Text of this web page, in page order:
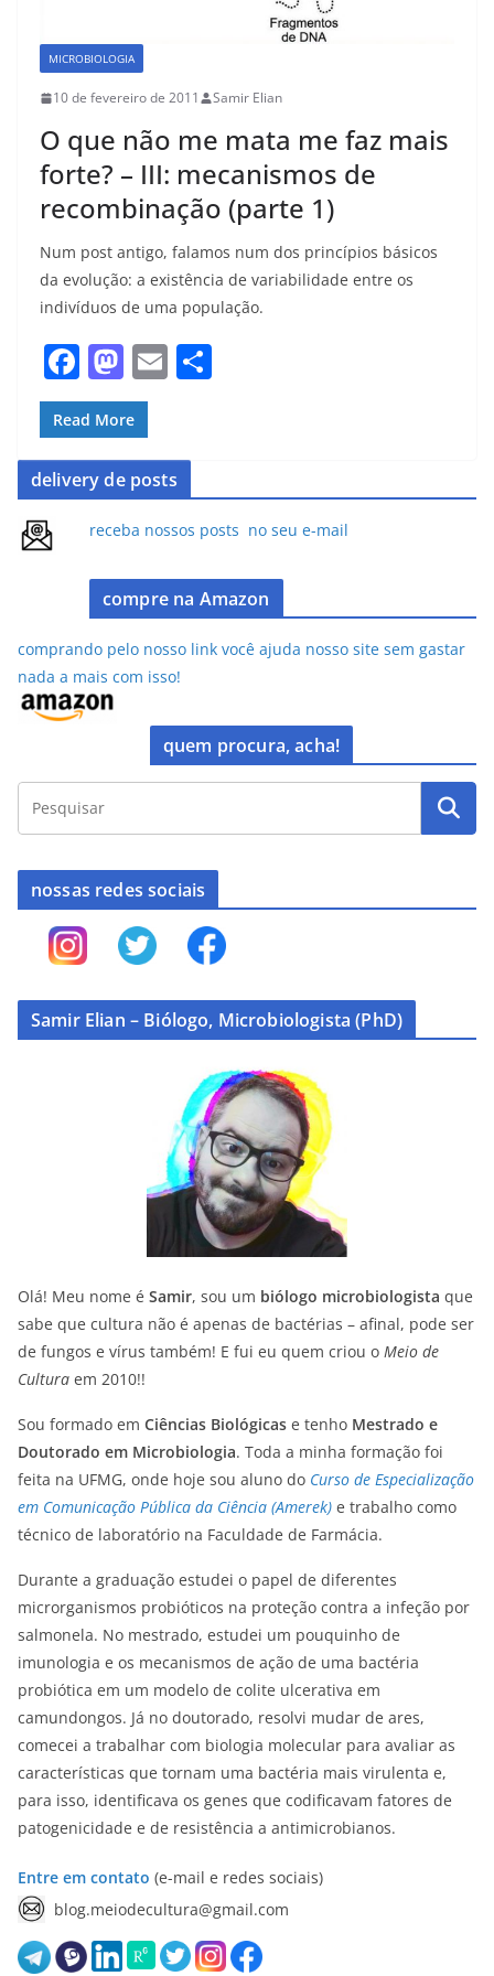
MICROBIOLOGIA
10 de fevereiro de 2011 Samir Elian
O que não me mata me faz mais
forte? – III: mecanismos de
recombinação (parte 1)
Num post antigo, falamos num dos princípios básicos
da evolução: a existência de variabilidade entre os
indivíduos de uma população.
F
a
c
e
b
o
o
k
M
a
st
o
d
o
n
E
l
Read More
delivery de posts
receba nossos posts no seu e-mail
compre na Amazon
comprando pelo nosso link você ajuda nosso site sem gastar
nada a mais com isso!
quem procura, acha!
nossas redes sociais
Samir Elian – Biólogo, Microbiologista (PhD)
Olá! Meu nome é Samir, sou um biólogo microbiologista que
sabe que cultura não é apenas de bactérias – afinal, pode ser
de fungos e vírus também! E fui eu quem criou o Meio de
Cultura em 2010!!
Sou formado em Ciências Biológicas e tenho Mestrado e
Doutorado em Microbiologia. Toda a minha formação foi
feita na UFMG, onde hoje sou aluno do Curso de Especialização
em Comunicação Pública da Ciência (Amerek) e trabalho como
técnico de laboratório na Faculdade de Farmácia.
Durante a graduação estudei o papel de diferentes
microrganismos probióticos na proteção contra a infeção por
salmonela. No mestrado, estudei um pouquinho de
imunologia e os mecanismos de ação de uma bactéria
probiótica em um modelo de colite ulcerativa em
camundongos. Já no doutorado, resolvi mudar de ares,
comecei a trabalhar com biologia molecular para avaliar as
características que tornam uma bactéria mais virulenta e,
para isso, identificava os genes que codificavam fatores de
patogenicidade e de resistência a antimicrobianos.
Entre em contato (e-mail e redes sociais)
blog.meiodecultura@gmail.com